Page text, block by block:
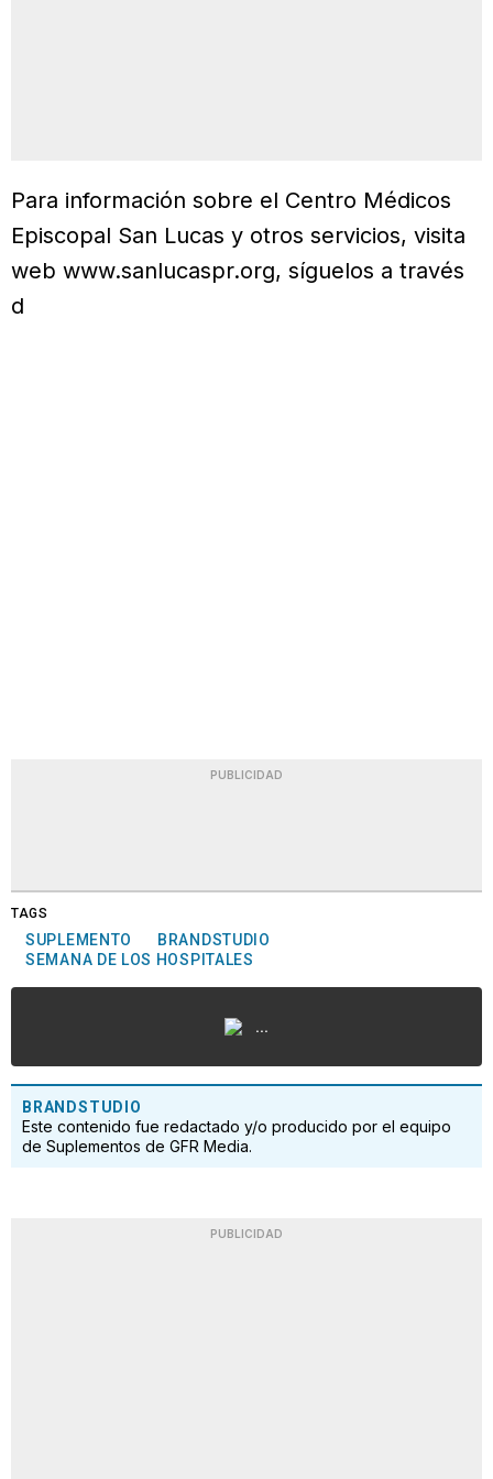
Para información sobre el Centro Médicos
Episcopal San Lucas y otros servicios, visita
web www.sanlucaspr.org, síguelos a través
d
PUBLICIDAD
TAGS
SUPLEMENTO
BRANDSTUDIO
SEMANA DE LOS HOSPITALES
...
BRANDSTUDIO
Este contenido fue redactado y/o producido por el equipo
de Suplementos de GFR Media.
PUBLICIDAD